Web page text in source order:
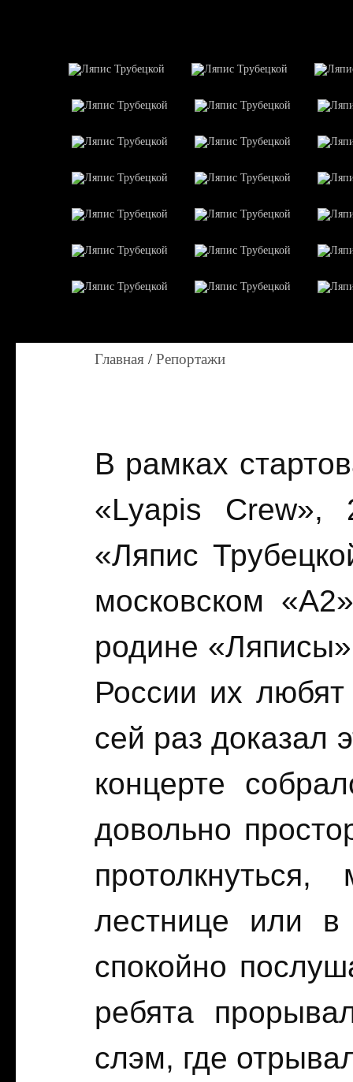
Главная /Репортажи
В рамках
«Lyapis Crew»,
«Ляпис
московском
родине
России их
сей раз доказал
концерте
довольно
лестнице или
спокойно
ребята
слэм, где